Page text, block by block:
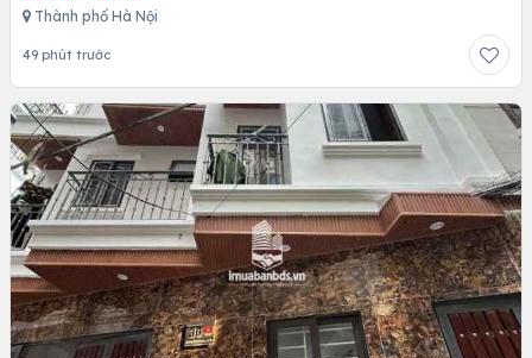
Thành phố Hà Nội
49 phút trước